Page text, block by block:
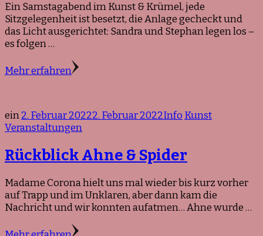
Ein Samstagabend im Kunst & Krümel, jede
Sitzgelegenheit ist besetzt, die Anlage gecheckt und
das Licht ausgerichtet: Sandra und Stephan legen los –
es folgen …
Mehr erfahren
ein2. Februar 20222. Februar 2022Info Kunst
Veranstaltungen
Rückblick Ahne & Spider
Madame Corona hielt uns mal wieder bis kurz vorher
auf Trapp und im Unklaren, aber dann kam die
Nachricht und wir konnten aufatmen… Ahne wurde …